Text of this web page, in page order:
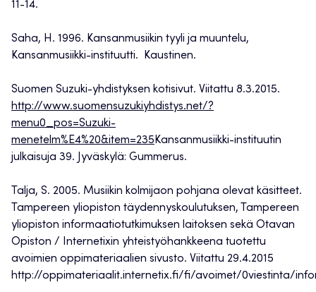
11-14.
Saha, H. 1996. Kansanmusiikin tyyli ja muuntelu,
Kansanmusiikki-instituutti. Kaustinen.
Suomen Suzuki-yhdistyksen kotisivut. Viitattu 8.3.2015.
http://www.suomensuzukiyhdistys.net/?
menu0_pos=Suzuki-
menetelm%E4%20&item=235Kansanmusiikki-instituutin
julkaisuja 39. Jyväskylä: Gummerus.
Talja, S. 2005. Musiikin kolmijaon pohjana olevat käsitteet.
Tampereen yliopiston täydennyskoulutuksen, Tampereen
yliopiston informaatiotutkimuksen laitoksen sekä Otavan
Opiston / Internetixin yhteistyöhankkeena tuotettu
avoimien oppimateriaalien sivusto. Viitattu 29.4.2015
http://oppimateriaalit.internetix.fi/fi/avoimet/0viestinta/